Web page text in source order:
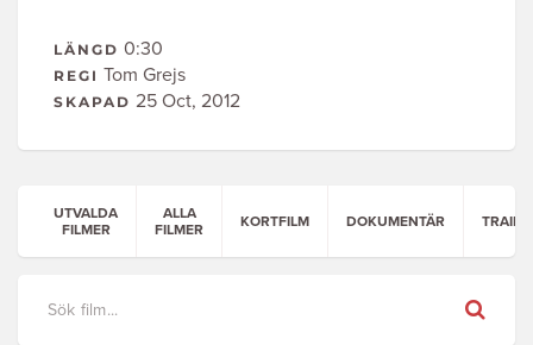
LÄNGD 0:30
REGI Tom Grejs
SKAPAD 25 Oct, 2012
UTVALDA
FILMER
ALLA
FILMER
KORTFILM DOKUMENTÄR
Sök